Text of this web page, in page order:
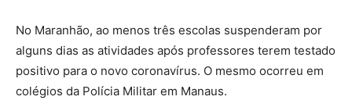
No Maranhão, ao menos três escolas suspenderam por
alguns dias as atividades após professores terem testado
positivo para o novo coronavírus. O mesmo ocorreu em
colégios da Polícia Militar em Manaus.